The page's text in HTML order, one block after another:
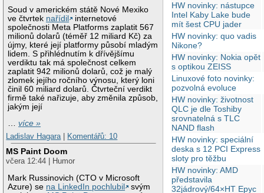
Soud v americkém státě Nové Mexiko
ve čtvrtek nařídil
internetové
společnosti Meta Platforms zaplatit 567
milionů dolarů (téměř 12 miliard Kč) za
újmy, které její platformy působí mladým
lidem. S přihlédnutím k dřívějšímu
verdiktu tak má společnost celkem
zaplatit 942 milionů dolarů, což je malý
zlomek jejího ročního výnosu, který loni
činil 60 miliard dolarů. Čtvrteční verdikt
firmě také nařizuje, aby změnila způsob,
jakým její
…více »
Ladislav Hagara
Komentářů: 10
MS Paint Doom
včera 12:44 | Humor
Mark Russinovich (CTO v Microsoft
Azure) se na LinkedIn pochlubil
svým
HW novinky: nástupce
Intel Kaby Lake bude
mít šest CPU jader
HW novinky: quo vadis
Nikone?
HW novinky: Nokia opět
s optikou ZEISS
Linuxové foto novinky:
pozvolná evoluce
HW novinky: životnost
QLC je dle Toshiby
srovnatelná s TLC
NAND flash
HW novinky: speciální
deska s 12 PCI Express
sloty pro těžbu
HW novinky: AMD
představila
32jádrový/64×HT Epyc